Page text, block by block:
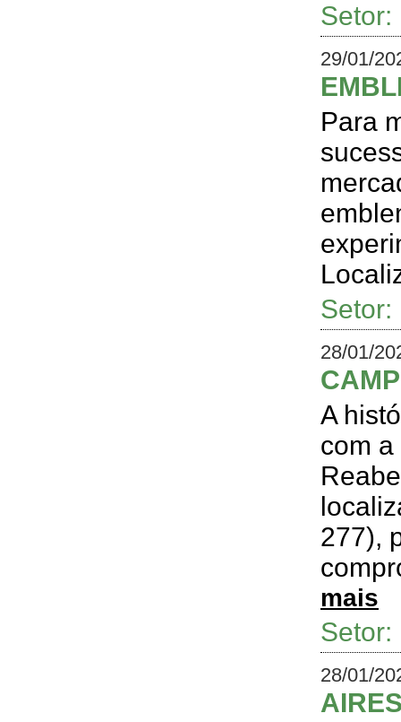
Setor:
29/01/
Para
Setor:
28/01/
A
com
277),
mais
Setor:
28/01/